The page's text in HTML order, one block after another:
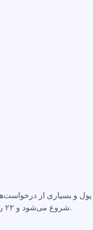
IBAN دارد. در آلمان همیشه با 'DE' شروع می‌شود و ۲۲ رقم دارد.